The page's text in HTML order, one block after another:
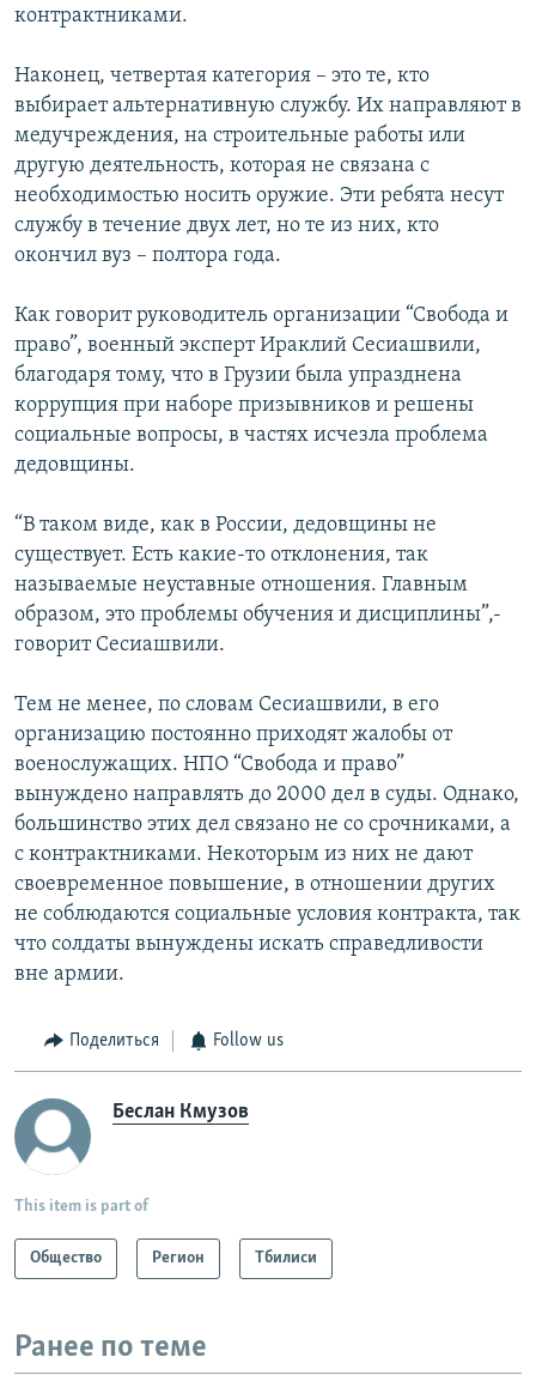
контрактниками.
Наконец, четвертая категория – это те, кто
выбирает альтернативную службу. Их направляют в
медучреждения, на строительные работы или
другую деятельность, которая не связана с
необходимостью носить оружие. Эти ребята несут
службу в течение двух лет, но те из них, кто
окончил вуз – полтора года.
Как говорит руководитель организации “Свобода и
право”, военный эксперт Ираклий Сесиашвили,
благодаря тому, что в Грузии была упразднена
коррупция при наборе призывников и решены
социальные вопросы, в частях исчезла проблема
дедовщины.
“В таком виде, как в России, дедовщины не
существует. Есть какие-то отклонения, так
называемые неуставные отношения. Главным
образом, это проблемы обучения и дисциплины”,-
говорит Сесиашвили.
Тем не менее, по словам Сесиашвили, в его
организацию постоянно приходят жалобы от
военослужащих. НПО “Свобода и право”
вынуждено направлять до 2000 дел в суды. Однако,
большинство этих дел связано не со срочниками, а
с контрактниками. Некоторым из них не дают
своевременное повышение, в отношении других
не соблюдаются социальные условия контракта, так
что солдаты вынуждены искать справедливости
вне армии.
Поделиться Follow us
Беслан Кмузов
This item is part of
Общество Регион Тбилиси
Ранее по теме